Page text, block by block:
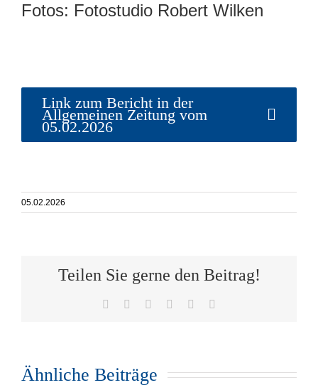
Fotos: Fotostudio Robert Wilken
Link zum Bericht in der
Allgemeinen Zeitung vom
05.02.2026
05.02.2026
Teilen Sie gerne den Beitrag!
Facebook WhatsAppTelegramPinterest
Ähnliche Beiträge